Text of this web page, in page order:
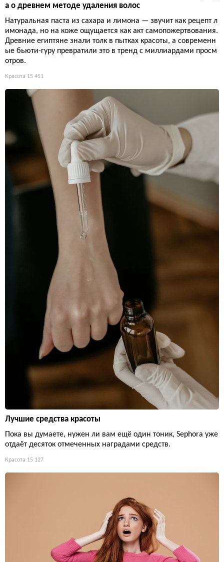
а о древнем методе удаления волос
Натуральная паста из сахара и лимона — звучит как рецепт л
имонада, но на коже ощущается как акт самопожертвования.
Древние египтяне знали толк в пытках красоты, а современн
ые бьюти-гуру превратили это в тренд с миллиардами просм
отров.
Красота 15 451
Лучшие средства красоты
Пока вы думаете, нужен ли вам ещё один тоник, Sephora уже
отдаёт десяток отмеченных наградами средств.
Красота 15 127